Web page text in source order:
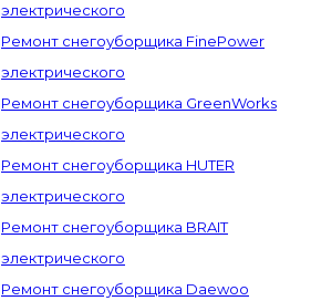
электрического
Ремонт снегоуборщика FinePower
электрического
Ремонт снегоуборщика GreenWorks
электрического
Ремонт снегоуборщика HUTER
электрического
Ремонт снегоуборщика BRAIT
электрического
Ремонт снегоуборщика Daewoo